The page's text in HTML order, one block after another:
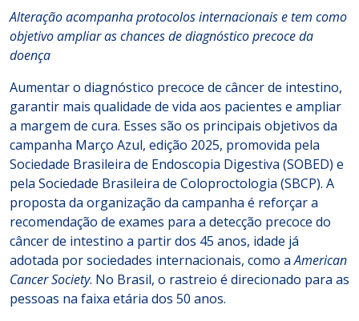
Alteração acompanha protocolos internacionais e tem como
objetivo ampliar as chances de diagnóstico precoce da
doença
Aumentar o diagnóstico precoce de câncer de intestino,
garantir mais qualidade de vida aos pacientes e ampliar
a margem de cura. Esses são os principais objetivos da
campanha Março Azul, edição 2025, promovida pela
Sociedade Brasileira de Endoscopia Digestiva (SOBED) e
pela Sociedade Brasileira de Coloproctologia (SBCP). A
proposta da organização da campanha é reforçar a
recomendação de exames para a detecção precoce do
câncer de intestino a partir dos 45 anos, idade já
adotada por sociedades internacionais, como aAmerican
Cancer Society. No Brasil, o rastreio é direcionado para as
pessoas na faixa etária dos 50 anos.